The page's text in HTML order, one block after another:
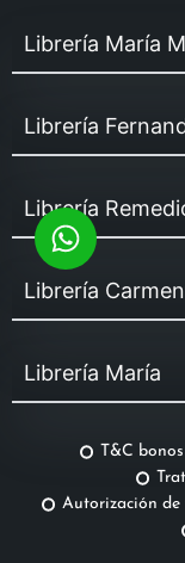
Librería María
Librería
Librería
Librería
Librería María
T&C
Autorización de